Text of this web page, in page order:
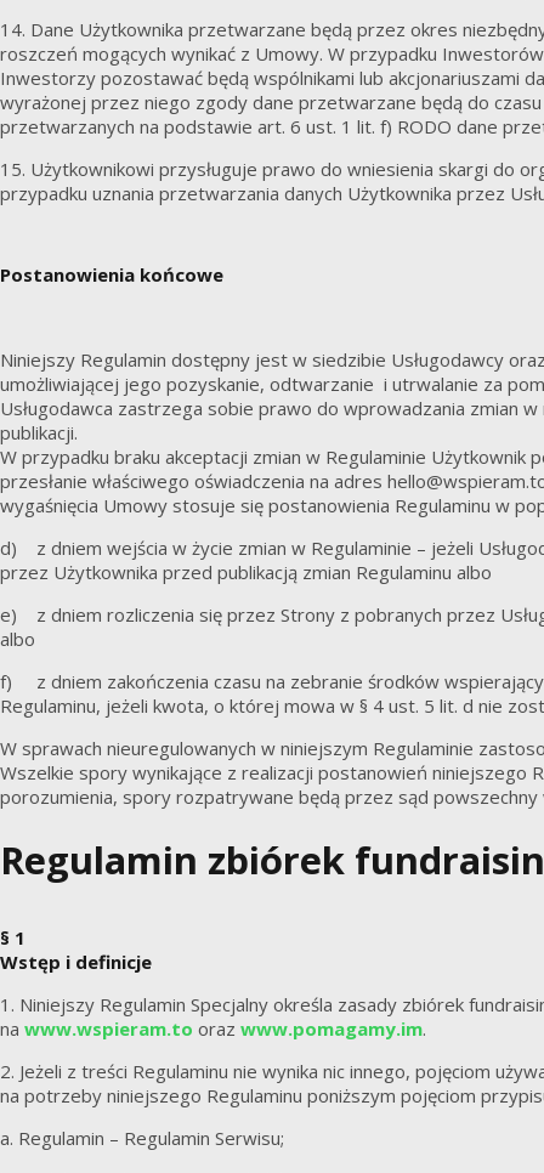
14. Dane Użytkownika przetwarzane będą przez okres
roszczeń mogących wynikać z Umowy. W przypadku
Inwestorzy pozostawać będą wspólnikami lub akcjonariuszami
wyrażonej przez niego zgody dane przetwarzane będą do
przetwarzanych na podstawie art. 6 ust. 1 lit. f) RODO dane
15. Użytkownikowi przysługuje prawo do wniesienia skargi do
przypadku uznania przetwarzania danych Użytkownika przez
Postanowienia końcowe
Niniejszy Regulamin dostępny jest w siedzibie Usługodawcy
umożliwiającej jego pozyskanie, odtwarzanie i utrwalanie za
Usługodawca zastrzega sobie prawo do wprowadzania zmian
publikacji.
W przypadku braku akceptacji zmian w Regulaminie
przesłanie właściwego oświadczenia na adres
wygaśnięcia Umowy stosuje się postanowienia Regulaminu w
d) z dniem wejścia w życie zmian w Regulaminie – jeżeli
przez Użytkownika przed publikacją zmian Regulaminu albo
e) z dniem rozliczenia się przez Strony z pobranych przez
albo
f) z dniem zakończenia czasu na zebranie środków
Regulaminu, jeżeli kwota, o której mowa w § 4 ust. 5 lit. d nie
W sprawach nieuregulowanych w niniejszym Regulaminie
Wszelkie spory wynikające z realizacji postanowień niniejszego
porozumienia, spory rozpatrywane będą przez sąd powszechny
Regulamin zbiórek
§ 1
Wstęp i definicje
1. Niniejszy Regulamin Specjalny określa zasady zbiórek
na www.wspieram.to oraz www.pomagamy.im.
2. Jeżeli z treści Regulaminu nie wynika nic innego, pojęciom
na potrzeby niniejszego Regulaminu poniższym pojęciom
a. Regulamin – Regulamin Serwisu;